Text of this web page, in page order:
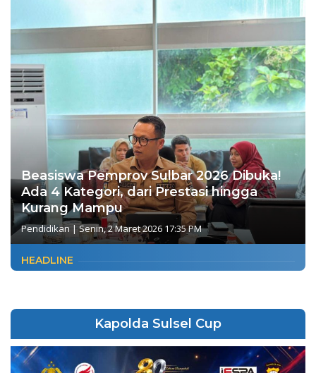
Beasiswa Pemprov Sulbar 2026 Dibuka!
Ada 4 Kategori, dari Prestasi hingga
Kurang Mampu
Pendidikan | Senin, 2 Maret 2026 17:35 PM
HEADLINE
Kapolda Sulsel Cup